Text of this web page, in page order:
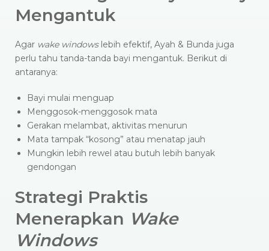
Mengantuk
Agar wake windows lebih efektif, Ayah & Bunda juga
perlu tahu tanda-tanda bayi mengantuk. Berikut di
antaranya:
Bayi mulai menguap
Menggosok-menggosok mata
Gerakan melambat, aktivitas menurun
Mata tampak “kosong” atau menatap jauh
Mungkin lebih rewel atau butuh lebih banyak
gendongan
Strategi Praktis
Menerapkan Wake
Windows